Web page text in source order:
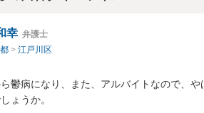
幸 弁護士
> 江戸川区
鬱病になり、また、アルバイトなので、や
ょうか。